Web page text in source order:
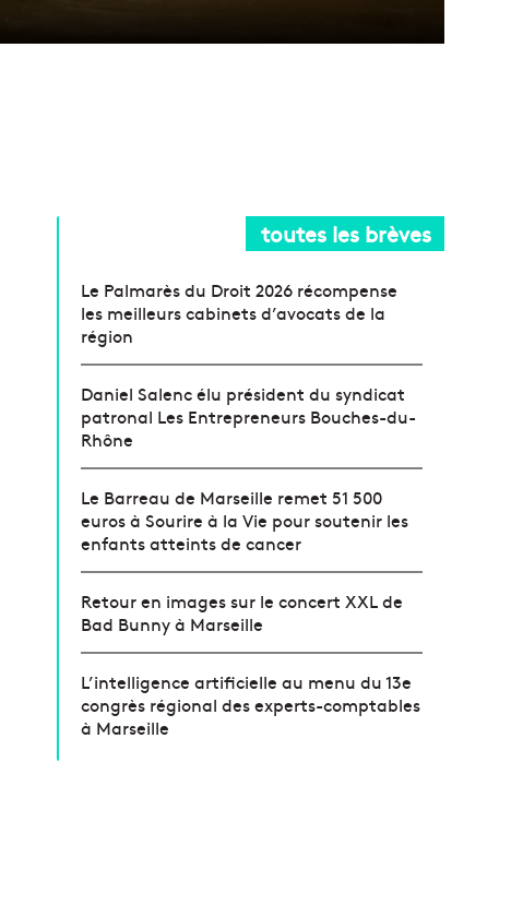
toutes les brèves
Le Palmarès du Droit 2026 récompense
les meilleurs cabinets d’avocats de la
région
Daniel Salenc élu président du syndicat
patronal Les Entrepreneurs Bouches-du-
Rhône
Le Barreau de Marseille remet 51 500
euros à Sourire à la Vie pour soutenir les
enfants atteints de cancer
Retour en images sur le concert XXL de
Bad Bunny à Marseille
L’intelligence artificielle au menu du 13e
congrès régional des experts-comptables
à Marseille